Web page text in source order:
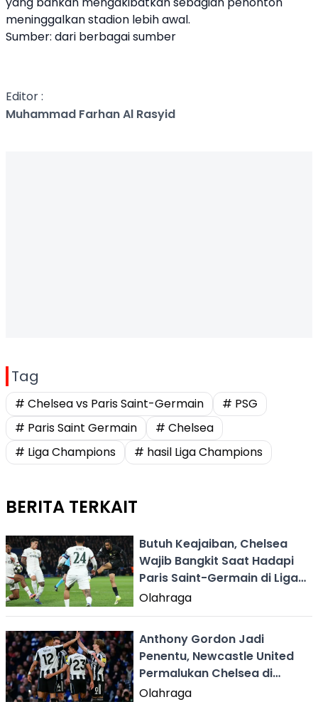
meninggalkan stadion lebih awal.
Sumber: dari berbagai sumber
Editor :
Muhammad Farhan Al Rasyid
Tag
# Chelsea vs Paris Saint-Germain
# PSG
# Paris Saint Germain
# Chelsea
# Liga Champions
# hasil Liga Champions
BERITA TERKAIT
Butuh Keajaiban, Chelsea
Wajib Bangkit Saat Hadapi
Paris Saint-Germain di Liga
Champions
Olahraga
Anthony Gordon Jadi
Penentu, Newcastle United
Permalukan Chelsea di
Stamford Bridge
Olahraga